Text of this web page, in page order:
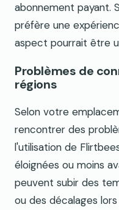
abonnement payant.
préfère une
aspect pourrait être
Problèmes de
régions
Selon votre
rencontrer des
l'utilisation de
éloignées ou moins
peuvent subir des
ou des décalages